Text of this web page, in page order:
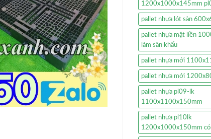
1200x1000x145mm
pallet nhựa lót sàn
pallet nhựa mặt liền
làm sân khấu
pallet nhựa mới
pallet nhựa mới
pallet nhựa pl09-lk
1100x1100x150mm
pallet nhựa pl10lk
1200x1000x150mm có